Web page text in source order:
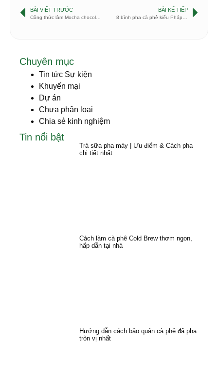
BÀI VIẾT TRƯỚC
Công thức làm Mocha chocolate tráng miệng
BÀI KẾ TIẾP
8 bình pha cà phê kiểu Pháp (FrenchPress) tốt nhất
Chuyên mục
Tin tức Sự kiện
Khuyến mại
Dự án
Chưa phân loại
Chia sẻ kinh nghiệm
Tin nổi bật
Trà sữa pha máy | Ưu điểm & Cách pha
chi tiết nhất
Cách làm cà phê Cold Brew thơm ngon,
hấp dẫn tại nhà
Hướng dẫn cách bảo quản cà phê đã pha
tròn vị nhất